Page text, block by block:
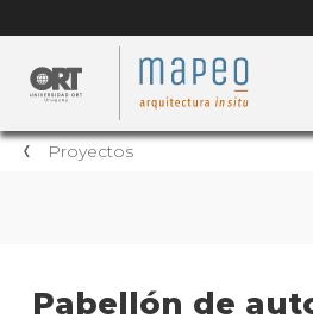
Proyectos
Pabellón de